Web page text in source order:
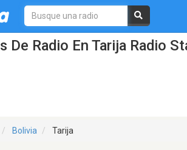
De Radio En Tarija Radio
Bolivia Tarija